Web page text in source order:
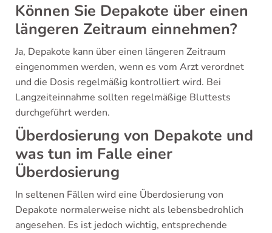
Können Sie Depakote über einen
längeren Zeitraum einnehmen?
Ja, Depakote kann über einen längeren Zeitraum
eingenommen werden, wenn es vom Arzt verordnet
und die Dosis regelmäßig kontrolliert wird. Bei
Langzeiteinnahme sollten regelmäßige Bluttests
durchgeführt werden.
Überdosierung von Depakote und
was tun im Falle einer
Überdosierung
In seltenen Fällen wird eine Überdosierung von
Depakote normalerweise nicht als lebensbedrohlich
angesehen. Es ist jedoch wichtig, entsprechende